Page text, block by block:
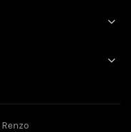
Renzo